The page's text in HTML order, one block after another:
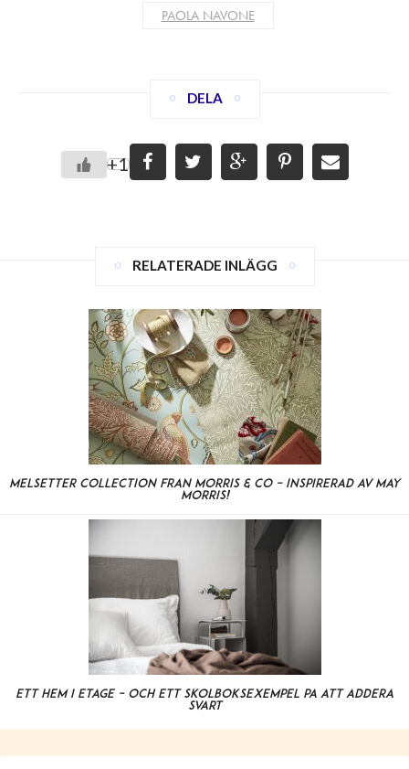
PAOLA NAVONE
DELA
+1
RELATERADE INLÄGG
Melsetter Collection från Morris & Co – inspirerad av May
Morris!
Ett hem i etage – och ett skolboksexempel på att addera
svart